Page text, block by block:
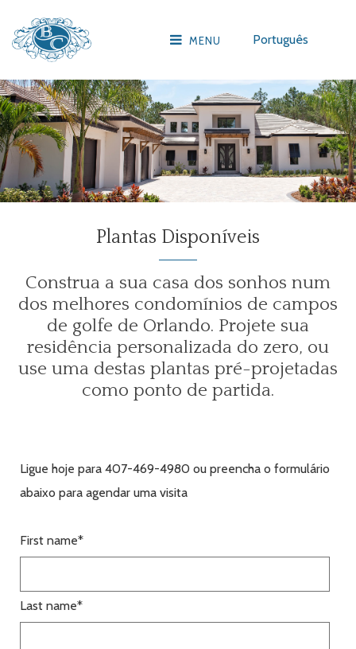
MENU Português
Plantas Disponíveis
Construa a sua casa dos sonhos num
dos melhores condomínios de campos
de golfe de Orlando. Projete sua
residência personalizada do zero, ou
use uma destas plantas pré-projetadas
como ponto de partida.
Ligue hoje para 407-469-4980 ou preencha o formulário
abaixo para agendar uma visita
First name*
Last name*